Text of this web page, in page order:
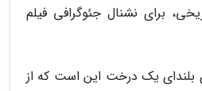
برای نشنال جئوگرافی فیلم
بلندای یک درخت این است که از